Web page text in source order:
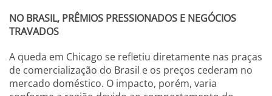
NO BRASIL, PRÊMIOS PRESSIONADOS E NEGÓCIOS
TRAVADOS
A queda em Chicago se refletiu diretamente nas praças
de comercialização do Brasil e os preços cederam no
mercado doméstico. O impacto, porém, varia